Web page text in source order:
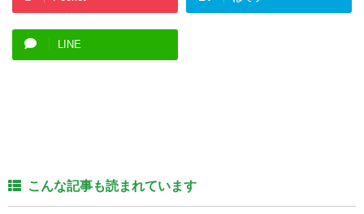
LINE
こんな記事も読まれています